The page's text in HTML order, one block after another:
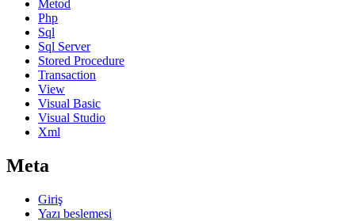
Metod
Php
Sql
Sql Server
Stored Procedure
Transaction
View
Visual Basic
Visual Studio
Xml
Meta
Giriş
Yazı beslemesi